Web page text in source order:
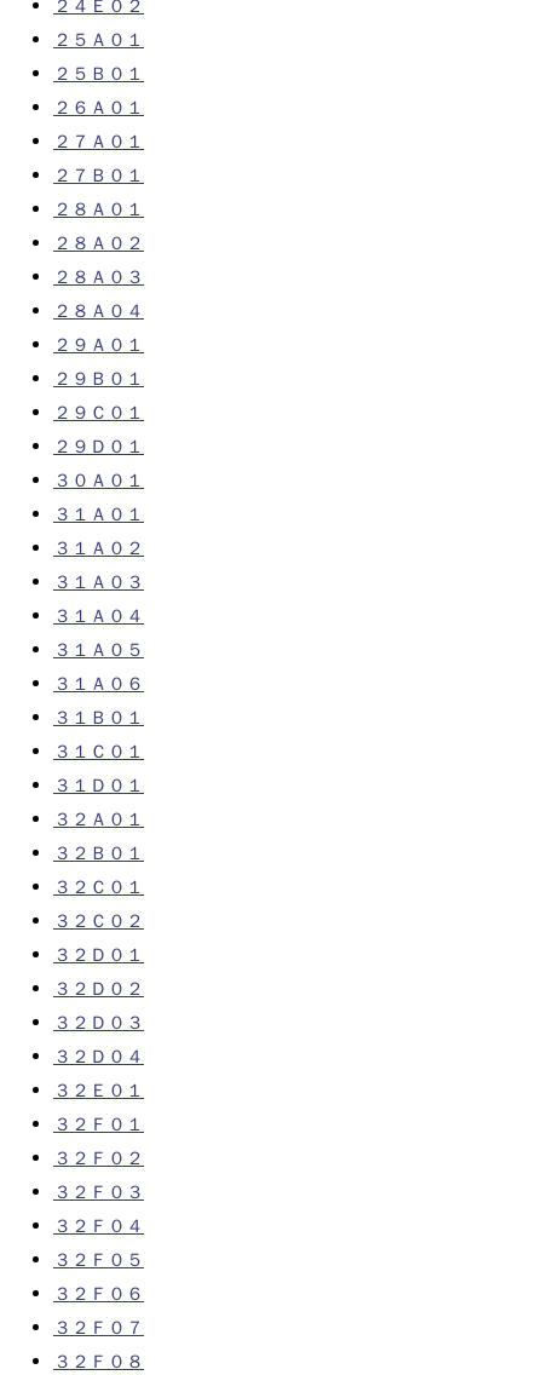
２４Ｅ０２
２５Ａ０１
２５Ｂ０１
２６Ａ０１
２７Ａ０１
２７Ｂ０１
２８Ａ０１
２８Ａ０２
２８Ａ０３
２８Ａ０４
２９Ａ０１
２９Ｂ０１
２９Ｃ０１
２９Ｄ０１
３０Ａ０１
３１Ａ０１
３１Ａ０２
３１Ａ０３
３１Ａ０４
３１Ａ０５
３１Ａ０６
３１Ｂ０１
３１Ｃ０１
３１Ｄ０１
３２Ａ０１
３２Ｂ０１
３２Ｃ０１
３２Ｃ０２
３２Ｄ０１
３２Ｄ０２
３２Ｄ０３
３２Ｄ０４
３２Ｅ０１
３２Ｆ０１
３２Ｆ０２
３２Ｆ０３
３２Ｆ０４
３２Ｆ０５
３２Ｆ０６
３２Ｆ０７
３２Ｆ０８